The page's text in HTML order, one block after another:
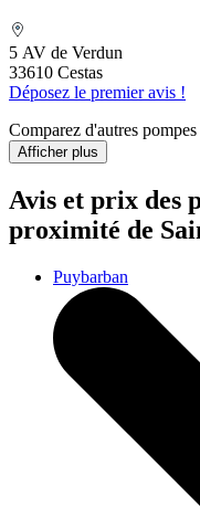
5 AV de Verdun
33610 Cestas
Déposez le premier avis !
Comparez d'autres
Afficher plus
Avis et prix des
proximité de
Puybarban